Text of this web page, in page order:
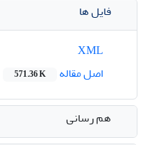
فایل ها
اصل مقاله
571.36 K
هم رسانی